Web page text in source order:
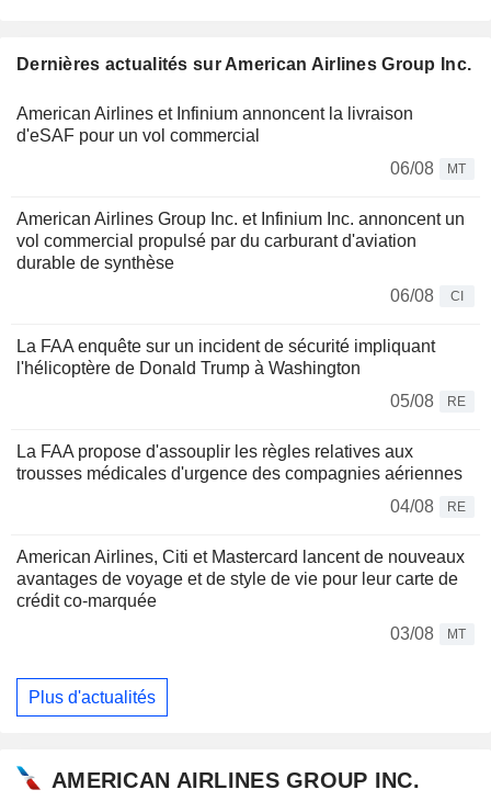
Dernières actualités sur American Airlines Group Inc.
American Airlines et Infinium annoncent la livraison
d'eSAF pour un vol commercial
06/08
MT
American Airlines Group Inc. et Infinium Inc. annoncent un
vol commercial propulsé par du carburant d'aviation
durable de synthèse
06/08
CI
La FAA enquête sur un incident de sécurité impliquant
l'hélicoptère de Donald Trump à Washington
05/08
RE
La FAA propose d'assouplir les règles relatives aux
trousses médicales d'urgence des compagnies aériennes
04/08
RE
American Airlines, Citi et Mastercard lancent de nouveaux
avantages de voyage et de style de vie pour leur carte de
crédit co-marquée
03/08
MT
Plus d'actualités
AMERICAN AIRLINES GROUP INC.